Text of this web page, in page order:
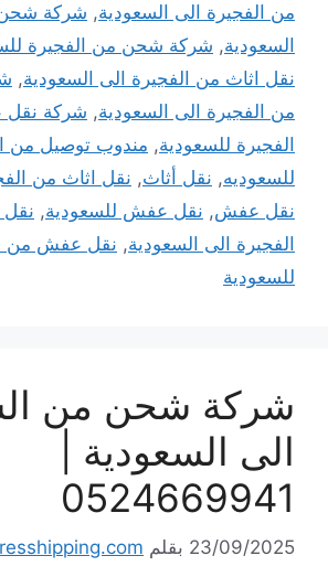
من الفجيرة الى السعودية, شركة شحن
السعودية, شركة شحن من الفجيرة
نقل اثاث من الفجيرة الى السعودية,
من الفجيرة الى السعودية, شركة
الفجيرة للسعودية, مندوب توصيل من
للسعوديه, نقل أثاث, نقل اثاث من
نقل عفش, نقل عفش للسعودية,
الفجيرة الى السعودية, نقل عفش من
للسعودية
شركة شحن من
الى السعودية |
0524669941
23/09/2025 بقلم